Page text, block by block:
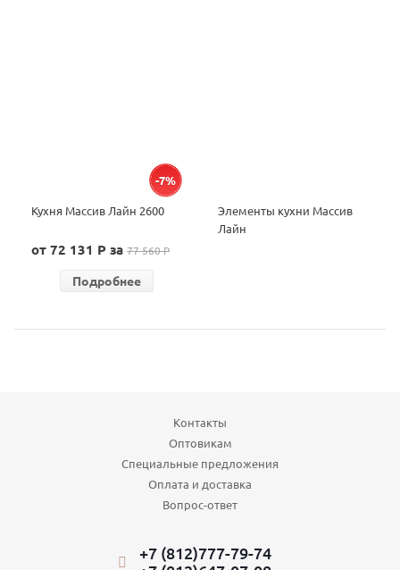
-7%
Кухня Массив Лайн 2600
от 72 131 P за77 560 P
Подробнее
Элементы кухни Массив
Лайн
Контакты
Оптовикам
Специальные предложения
Оплата и доставка
Вопрос-ответ
+7 (812)777-79-74